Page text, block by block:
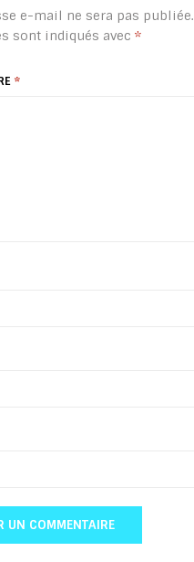
e-mail ne sera pas publiée.
sont indiqués avec *
*